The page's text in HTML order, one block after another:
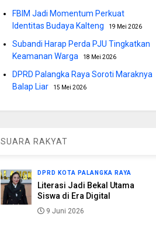
FBIM Jadi Momentum Perkuat
Identitas Budaya Kalteng
19 Mei 2026
Subandi Harap Perda PJU Tingkatkan
Keamanan Warga
18 Mei 2026
DPRD Palangka Raya Soroti Maraknya
Balap Liar
15 Mei 2026
SUARA RAKYAT
DPRD KOTA PALANGKA RAYA
Literasi Jadi Bekal Utama
Siswa di Era Digital
9 Juni 2026